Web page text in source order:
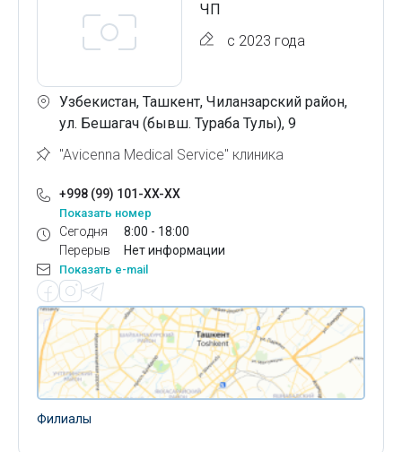
ЧП
с 2023 года
Узбекистан, Ташкент, Чиланзарский район,
ул. Бешагач (бывш. Тураба Тулы), 9
"Avicenna Medical Service" клиника
+998 (99) 101-XX-XX
Показать номер
Сегодня
Перерыв
8:00 - 18:00
Нет информации
Показать e-mail
Филиалы